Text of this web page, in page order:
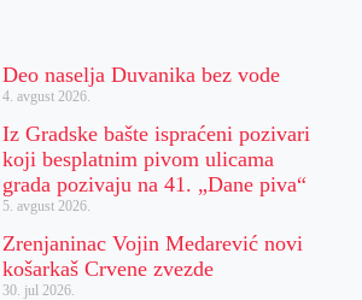
Deo naselja Duvanika bez vode
4. avgust 2026.
Iz Gradske bašte ispraćeni pozivari
koji besplatnim pivom ulicama
grada pozivaju na 41. „Dane piva“
5. avgust 2026.
Zrenjaninac Vojin Medarević novi
košarkaš Crvene zvezde
30. jul 2026.